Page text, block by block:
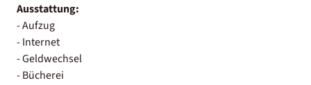
Ausstattung:
- Aufzug
- Internet
- Geldwechsel
- Bücherei